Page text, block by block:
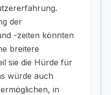
der
-zeiten könnten
breitere
sie die Hürde für
würde auch
in